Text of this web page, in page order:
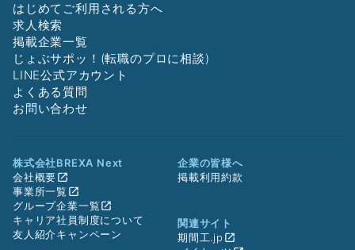
はじめてご利用される方へ
求人検索
掲載企業一覧
じょぶサポッ！(転職のプロに相談)
LINE公式アカウント
よくある質問
お問い合わせ
株式会社BREXA Next
会社概要
事業所一覧
グループ企業一覧
キャリア社員制度について
友人紹介キャンペーン
企業の皆様へ
掲載利用約款
関連サイト
期間工.jp